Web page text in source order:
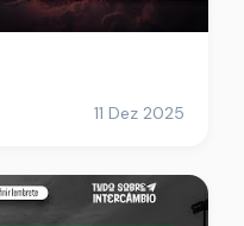
11 Dez 2025